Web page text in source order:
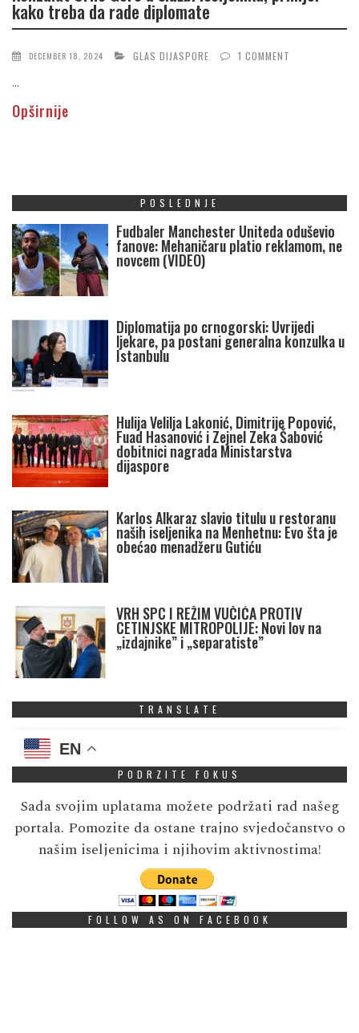
kako treba da rade diplomate
DECEMBER 18, 2024 GLAS DIJASPORE 1 COMMENT
...
Opširnije
POSLEDNJE
Fudbaler Manchester Uniteda oduševio
fanove: Mehaničaru platio reklamom, ne
novcem (VIDEO)
Diplomatija po crnogorski: Uvrijedi
ljekare, pa postani generalna konzulka u
Istanbulu
Hulija Velilja Lakonić, Dimitrije Popović,
Fuad Hasanović i Zejnel Zeka Šabović
dobitnici nagrada Ministarstva
dijaspore
Karlos Alkaraz slavio titulu u restoranu
naših iseljenika na Menhetnu: Evo šta je
obećao menadžeru Gutiću
VRH SPC I REŽIM VUČIĆA PROTIV
CETINJSKE MITROPOLIJE: Novi lov na
„izdajnike” i „separatiste”
TRANSLATE
EN
PODRZITE FOKUS
Sada svojim uplatama možete podržati rad našeg
portala. Pomozite da ostane trajno svjedočanstvo o
našim iseljenicima i njihovim aktivnostima!
FOLLOW AS ON FACEBOOK